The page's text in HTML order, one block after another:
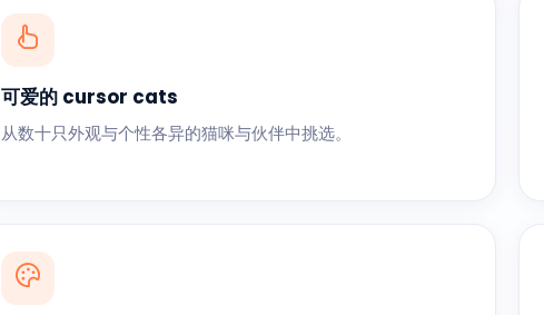
可爱的 cursor cats
从数十只外观与个性各异的猫咪与伙伴中挑选。